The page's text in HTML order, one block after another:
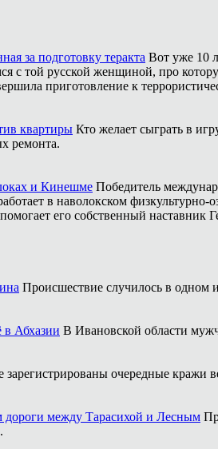
за подготовку теракта Вот уже 10
с той русской женщиной, про
приготовление к
квартиры Кто желает сыграть в
ремонта.
и Кинешме Победитель
в наволокском
его собственный наставник
Происшествие случилось в одном
в Абхазии В Ивановской области
очередные кражи
дороги между Тарасихой и Лесным